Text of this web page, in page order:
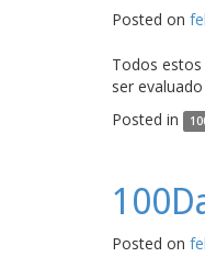
Posted on
Todos
ser
Posted in
Posted on